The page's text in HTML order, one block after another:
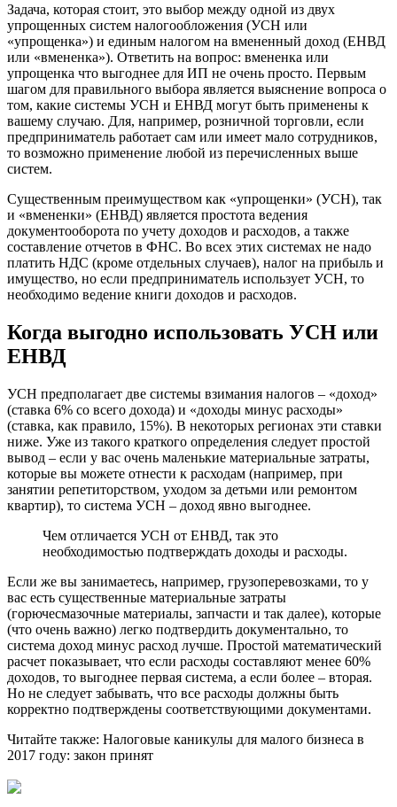
Задача, которая стоит, это выбор между одной из двух
упрощенных систем налогообложения (УСН или
«упрощенка») и единым налогом на вмененный доход (ЕНВД
или «вмененка»). Ответить на вопрос: вмененка или
упрощенка что выгоднее для ИП не очень просто. Первым
шагом для правильного выбора является выяснение вопроса о
том, какие системы УСН и ЕНВД могут быть применены к
вашему случаю. Для, например, розничной торговли, если
предприниматель работает сам или имеет мало сотрудников,
то возможно применение любой из перечисленных выше
систем.
Существенным преимуществом как «упрощенки» (УСН), так
и «вмененки» (ЕНВД) является простота ведения
документооборота по учету доходов и расходов, а также
составление отчетов в ФНС. Во всех этих системах не надо
платить НДС (кроме отдельных случаев), налог на прибыль и
имущество, но если предприниматель использует УСН, то
необходимо ведение книги доходов и расходов.
Когда выгодно использовать УСН или
ЕНВД
УСН предполагает две системы взимания налогов – «доход»
(ставка 6% со всего дохода) и «доходы минус расходы»
(ставка, как правило, 15%). В некоторых регионах эти ставки
ниже. Уже из такого краткого определения следует простой
вывод – если у вас очень маленькие материальные затраты,
которые вы можете отнести к расходам (например, при
занятии репетиторством, уходом за детьми или ремонтом
квартир), то система УСН – доход явно выгоднее.
Чем отличается УСН от ЕНВД, так это
необходимостью подтверждать доходы и расходы.
Если же вы занимаетесь, например, грузоперевозками, то у
вас есть существенные материальные затраты
(горючесмазочные материалы, запчасти и так далее), которые
(что очень важно) легко подтвердить документально, то
система доход минус расход лучше. Простой математический
расчет показывает, что если расходы составляют менее 60%
доходов, то выгоднее первая система, а если более – вторая.
Но не следует забывать, что все расходы должны быть
корректно подтверждены соответствующими документами.
Читайте также: Налоговые каникулы для малого бизнеса в
2017 году: закон принят